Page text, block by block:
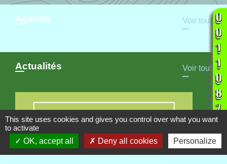
Agenda Voir tout
Actualités Voir tout
This site uses cookies and gives you control over what you want
to activate
OK, accept all
Deny all cookies Personalize